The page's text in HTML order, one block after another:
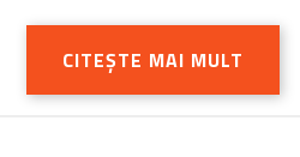
CITEȘTE MAI MULT